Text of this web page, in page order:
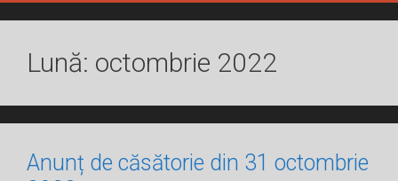
Lună: octombrie 2022
Anunț de căsătorie din 31 octombrie